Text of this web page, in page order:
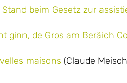
beim Gesetz zur
ginn, de Gros am Beräich
maisons (Claude